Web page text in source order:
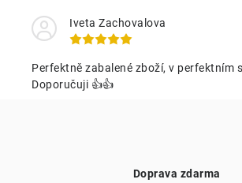
Iveta Zachovalova
Perfektně zabalené zboží, v perfektním
Doporučuji 👍👍
Doprava zdarma